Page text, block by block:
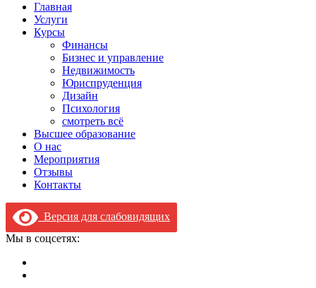
Главная
Услуги
Курсы
Финансы
Бизнес и управление
Недвижимость
Юриспруденция
Дизайн
Психология
смотреть всё
Высшее образование
О нас
Мероприятия
Отзывы
Контакты
Версия для слабовидящих
Мы в соцсетях: